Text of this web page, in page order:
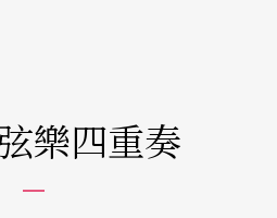
樂四重奏